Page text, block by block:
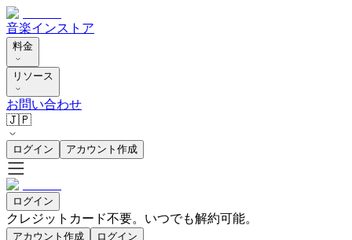
音楽インストア
料金
リソース
お問い合わせ
🇯🇵
ログイン アカウント作成
ログイン
クレジットカード不要。いつでも解約可能。
アカウント作成 ログイン